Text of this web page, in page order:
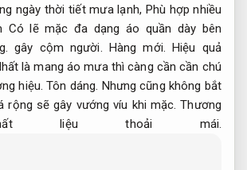
ngày thời tiết mưa lạnh, Phù hợp nhiều
Có lẽ mặc đa dạng áo quần dày bên
gây cộm người. Hàng mới.
Hiệu quả
là mang áo mưa thì càng cần cần chú
hiệu. Tôn dáng. Nhưng cũng không bắt
rộng sẽ gây vướng víu khi mặc.Thương
liệu thoải mái.